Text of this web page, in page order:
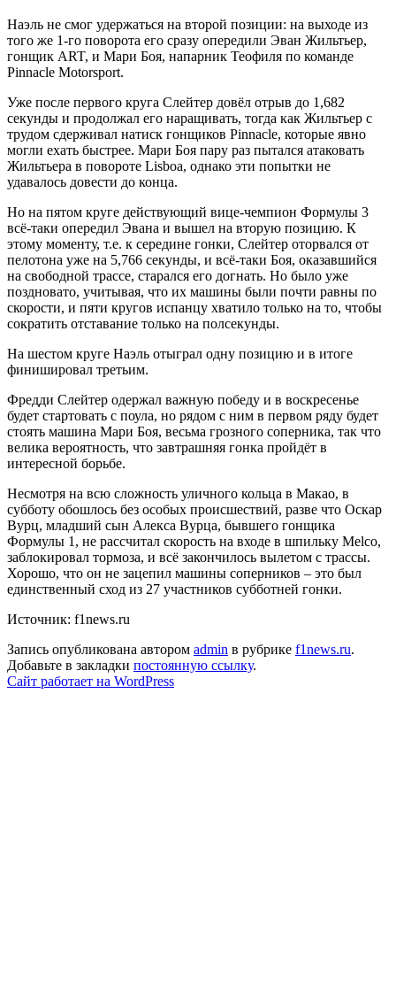
Наэль не смог удержаться на второй позиции: на выходе из
того же 1-го поворота его сразу опередили Эван Жильтьер,
гонщик ART, и Мари Боя, напарник Теофиля по команде
Pinnacle Motorsport.
Уже после первого круга Слейтер довёл отрыв до 1,682
секунды и продолжал его наращивать, тогда как Жильтьер с
трудом сдерживал натиск гонщиков Pinnacle, которые явно
могли ехать быстрее. Мари Боя пару раз пытался атаковать
Жильтьера в повороте Lisboa, однако эти попытки не
удавалось довести до конца.
Но на пятом круге действующий вице-чемпион Формулы 3
всё-таки опередил Эвана и вышел на вторую позицию. К
этому моменту, т.е. к середине гонки, Слейтер оторвался от
пелотона уже на 5,766 секунды, и всё-таки Боя, оказавшийся
на свободной трассе, старался его догнать. Но было уже
поздновато, учитывая, что их машины были почти равны по
скорости, и пяти кругов испанцу хватило только на то, чтобы
сократить отставание только на полсекунды.
На шестом круге Наэль отыграл одну позицию и в итоге
финишировал третьим.
Фредди Слейтер одержал важную победу и в воскресенье
будет стартовать с поула, но рядом с ним в первом ряду будет
стоять машина Мари Боя, весьма грозного соперника, так что
велика вероятность, что завтрашняя гонка пройдёт в
интересной борьбе.
Несмотря на всю сложность уличного кольца в Макао, в
субботу обошлось без особых происшествий, разве что Оскар
Вурц, младший сын Алекса Вурца, бывшего гонщика
Формулы 1, не рассчитал скорость на входе в шпильку Melco,
заблокировал тормоза, и всё закончилось вылетом с трассы.
Хорошо, что он не зацепил машины соперников – это был
единственный сход из 27 участников субботней гонки.
Источник: f1news.ru
Запись опубликована автором admin в рубрике f1news.ru.
Добавьте в закладки постоянную ссылку.
Сайт работает на WordPress